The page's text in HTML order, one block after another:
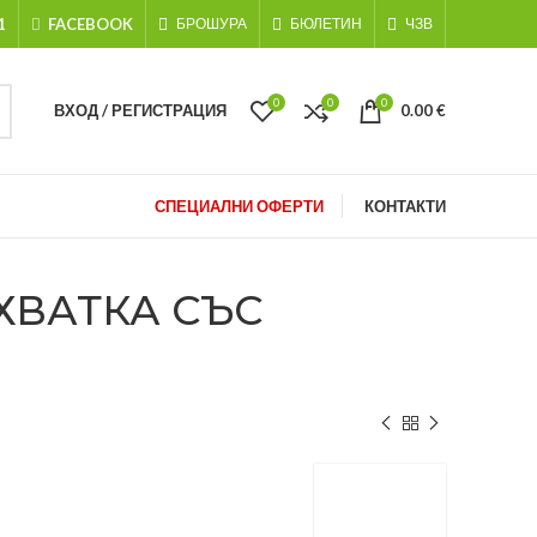
FACEBOOK БРОШУРА БЮЛЕТИН ЧЗВ
ВХОД / РЕГИСТРАЦИЯ 0 0 0 0.00€
СПЕЦИАЛНИ ОФЕРТИ КОНТАКТИ
СЪС